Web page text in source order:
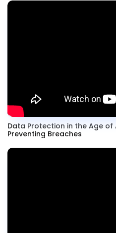
Data Protection in the Age of
Preventing Breaches